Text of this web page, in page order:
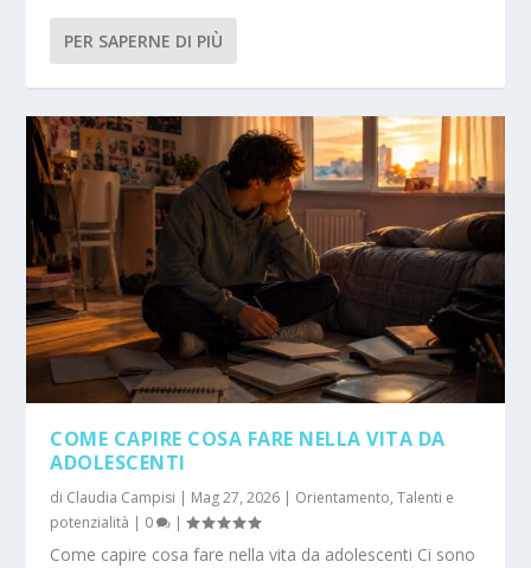
PER SAPERNE DI PIÙ
COME CAPIRE COSA FARE NELLA VITA DA
ADOLESCENTI
di Claudia Campisi | Mag 27, 2026 | Orientamento,Talenti e
potenzialità | 0 |
Come capire cosa fare nella vita da adolescenti Ci sono